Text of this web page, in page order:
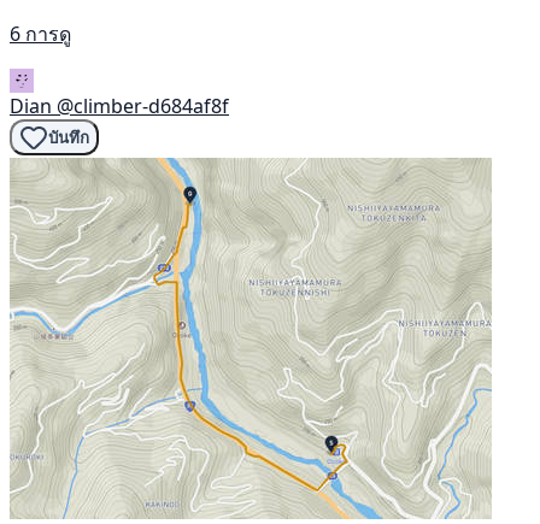
6 การดู
Dian @climber-d684af8f
บันทึก